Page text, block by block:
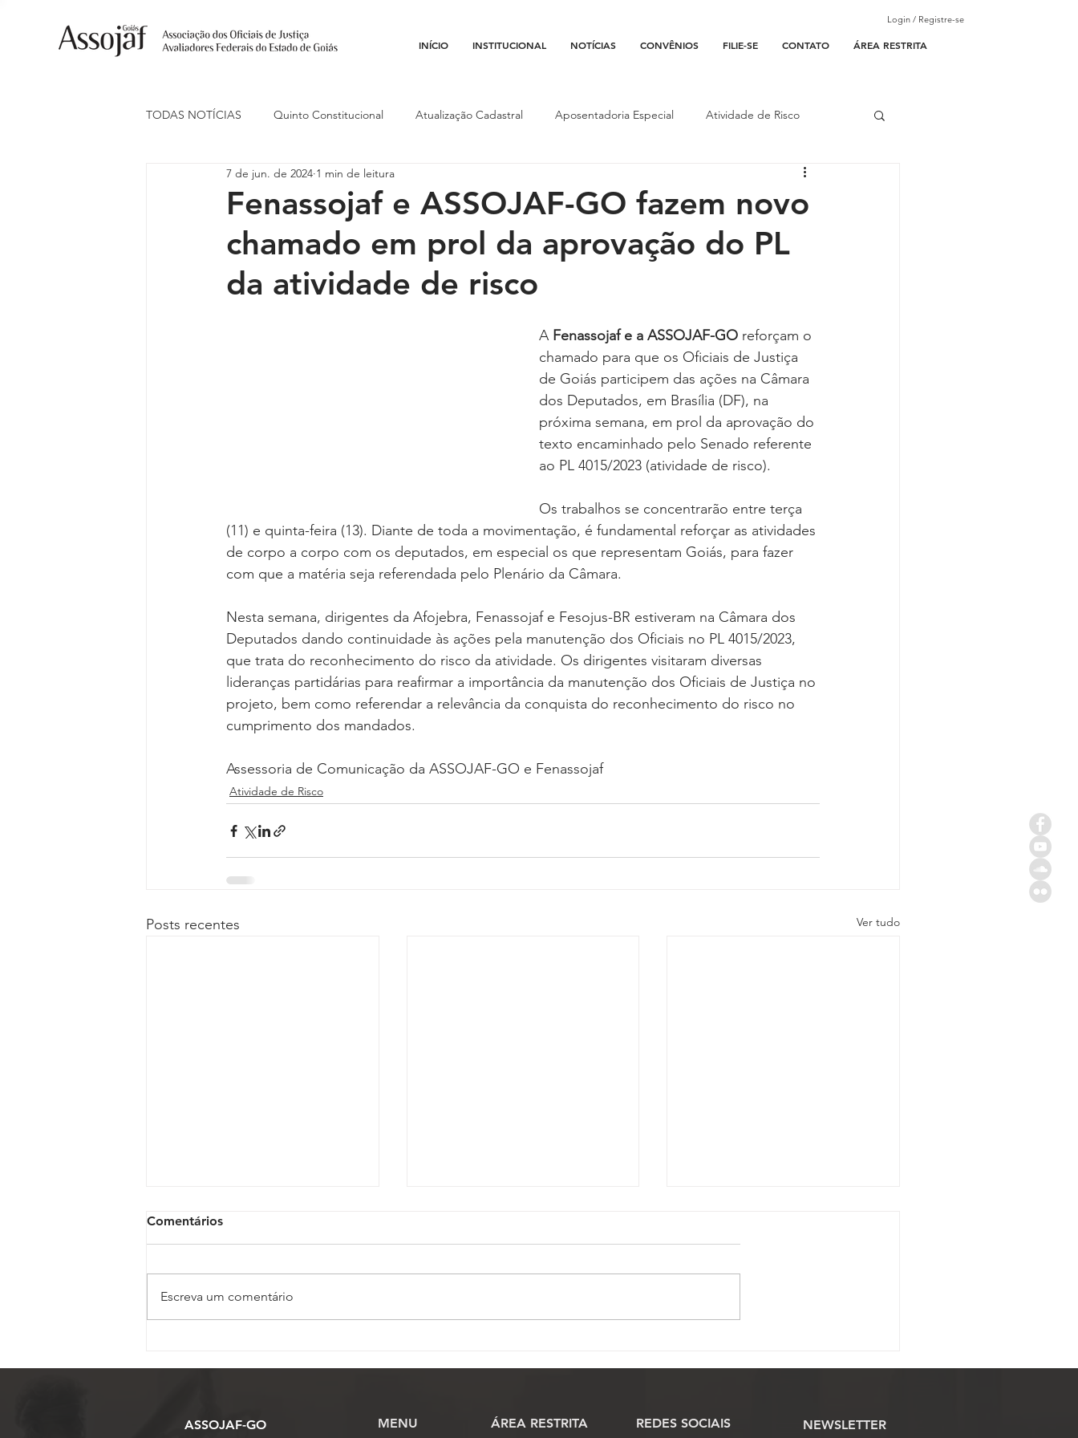
INÍCIO INSTITUCIONAL NOTÍCIAS CONVÊNIOS FILIE-SE CONTATO ÁREA RESTRITA
Login / Registre-se
TODAS NOTÍCIAS Quinto Constitucional Atualização Cadastral Aposentadoria Especial Atividade de Risco
Ações Judiciais Carreira Conojaf
Indenização de Transporte Isenção Fiscal Justiça do Trabalho Justiça Federal
Opinião Reforma Administrativa Covid-19
Fenassojaf e ASSOJAF-GO fazem novo
chamado em prol da aprovação do PL
da atividade de risco
7 de jun. de 2024 1 min de leitura
A Fenassojaf e a ASSOJAF-GO reforçam o
chamado para que os Oficiais de Justiça
de Goiás participem das ações na Câmara
dos Deputados, em Brasília (DF), na
próxima semana, em prol da aprovação do
texto encaminhado pelo Senado referente
ao PL 4015/2023 (atividade de risco).
Os trabalhos se concentrarão entre terça
(11) e quinta-feira (13). Diante de toda a movimentação, é fundamental reforçar as atividades
de corpo a corpo com os deputados, em especial os que representam Goiás, para fazer
com que a matéria seja referendada pelo Plenário da Câmara.
Nesta semana, dirigentes da Afojebra, Fenassojaf e Fesojus-BR estiveram na Câmara dos
Deputados dando continuidade às ações pela manutenção dos Oficiais no PL 4015/2023,
que trata do reconhecimento do risco da atividade. Os dirigentes visitaram diversas
lideranças partidárias para reafirmar a importância da manutenção dos Oficiais de Justiça no
projeto, bem como referendar a relevância da conquista do reconhecimento do risco no
cumprimento dos mandados.
Assessoria de Comunicação da ASSOJAF-GO e Fenassojaf
Atividade de Risco
Posts recentes Ver tudo
apoio a oficiais de Justiça
Trabalhista
de concreto em Oficial de
no interior de SP
de Justiça para mobilização
Comentários
Escreva um comentário
ASSOJAF-GO MENU ​ÁREA RESTRITA REDES SOCIAIS NEWSLETTER